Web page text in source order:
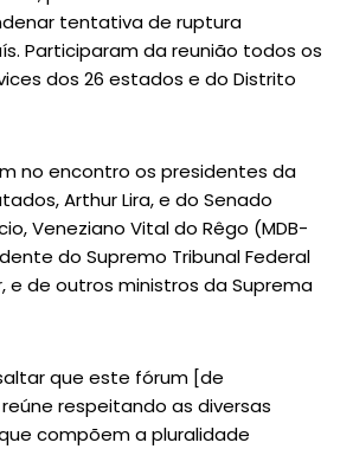
tentativa de ruptura
Participaram da reunião todos os
dos 26 estados e do Distrito
no encontro os presidentes da
Arthur Lira, e do Senado
Veneziano Vital do Rêgo (MDB-
do Supremo Tribunal Federal
e de outros ministros da Suprema
que este fórum [de
respeitando as diversas
compõem a pluralidade